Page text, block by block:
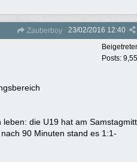
Zauberboy 23/02/2016 12:40
Posts:
die U19 hat am
90 Minuten stand es 1:1-